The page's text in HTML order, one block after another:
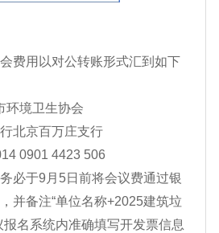
费用以对公转账形式汇到如下
环境卫生协会
北京百万庄支行
0901 4423 506
必于9月5日前将会议费通过银
并备注“单位名称+2025建筑垃
报名系统内准确填写开发票信息